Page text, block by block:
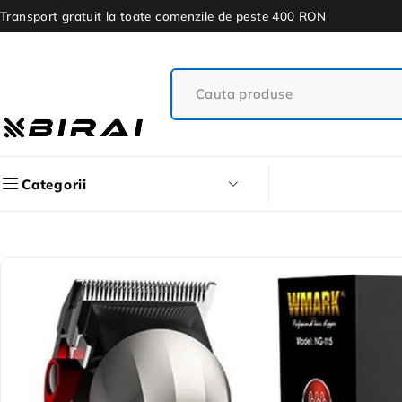
Transport gratuit la toate comenzile de peste 400 RON
Categorii